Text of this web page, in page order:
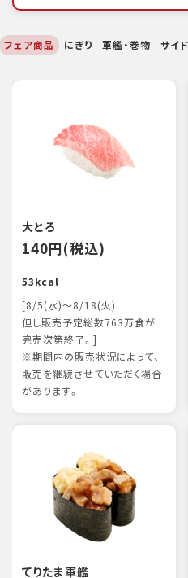
フェア商品 にぎり 軍艦・巻物 サイ
大とろ
140円(税込)
53kcal
[8/5(水)～8/18(火)
但し販売予定総数763万食が
完売次第終了。]
※期間内の販売状況によって、
販売を継続させていただく場合
があります。
てりたま軍艦